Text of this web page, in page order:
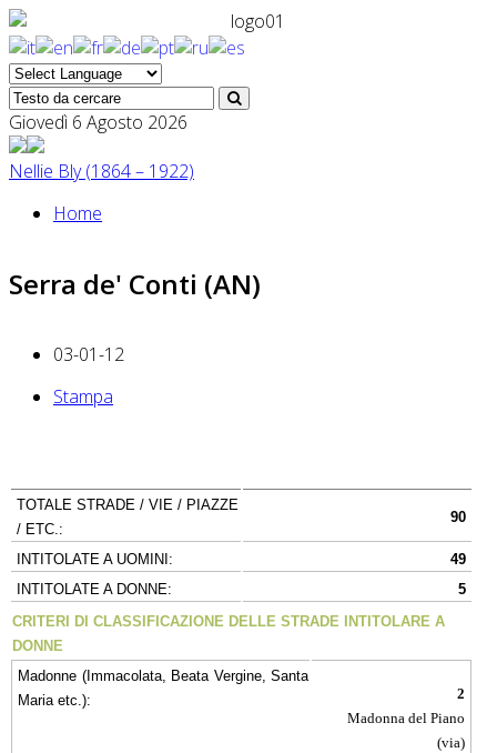
Giovedì 6 Agosto 2026
Nellie Bly (1864 – 1922)
Home
Serra de' Conti (AN)
03-01-12
Stampa
TOTALE STRADE / VIE / PIAZZE
/ ETC.:
90
INTITOLATE A UOMINI:
49
INTITOLATE A DONNE:
5
CRITERI DI CLASSIFICAZIONE DELLE STRADE INTITOLARE A
DONNE
Madonne (Immacolata, Beata Vergine, Santa
Maria etc.):
2
Madonna del Piano
(via)